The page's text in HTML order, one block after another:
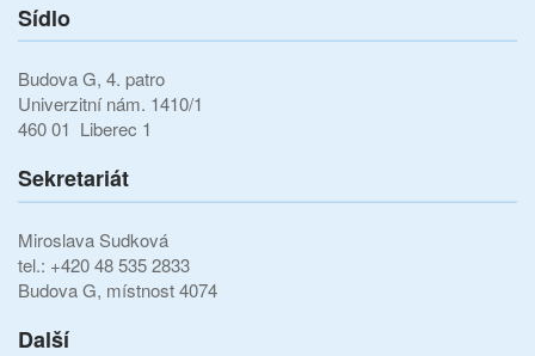
Sídlo
Budova G, 4. patro
Univerzitní nám. 1410/1
460 01 Liberec 1
Sekretariát
Miroslava Sudková
tel.: +420 48 535 2833
Budova G, místnost 4074
Další